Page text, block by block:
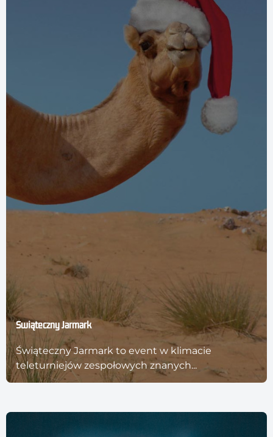
Świąteczny Jarmark
Świąteczny Jarmark to event w klimacie
teleturniejów zespołowych znanych...